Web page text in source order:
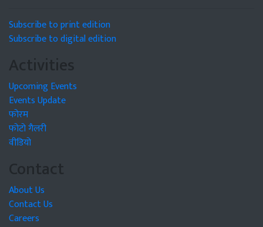
Subscribe to print edition
Subscribe to digital edition
Activities
Upcoming Events
Events Update
फोरम
फोटो गैलरी
वीडियो
Contact
About Us
Contact Us
Careers